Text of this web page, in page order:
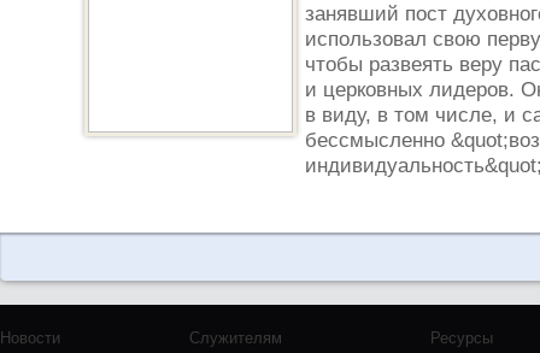
занявший пост
использовал свою
чтобы развеять веру
и церковных лидеров.
в виду, в том числе, и
бессмысленно
Новости Служителям Ресурсы